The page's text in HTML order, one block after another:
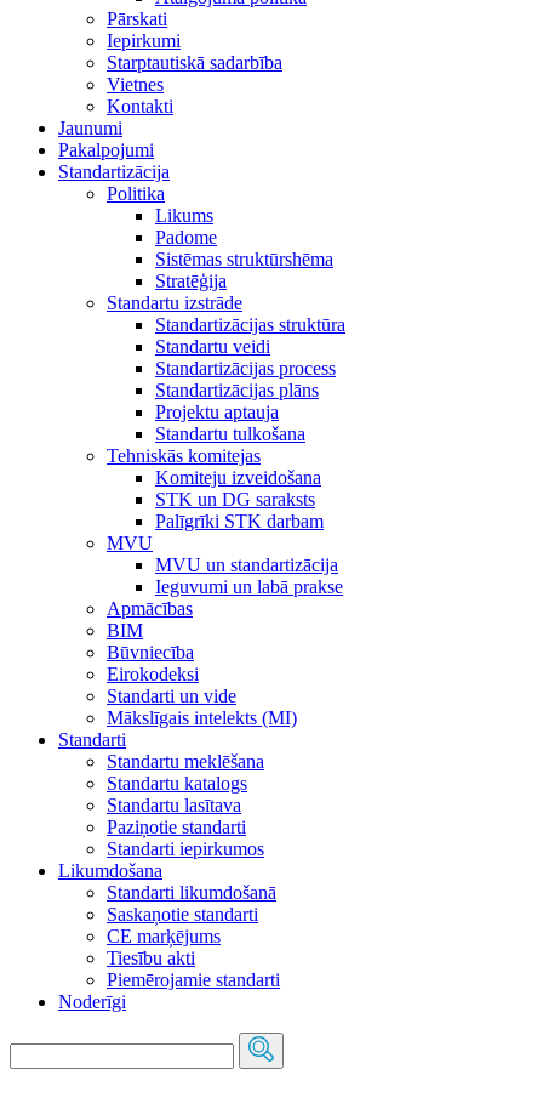
Pārskati
Iepirkumi
Starptautiskā sadarbība
Vietnes
Kontakti
Jaunumi
Pakalpojumi
Standartizācija
Politika
Likums
Padome
Sistēmas struktūrshēma
Stratēģija
Standartu izstrāde
Standartizācijas struktūra
Standartu veidi
Standartizācijas process
Standartizācijas plāns
Projektu aptauja
Standartu tulkošana
Tehniskās komitejas
Komiteju izveidošana
STK un DG saraksts
Palīgrīki STK darbam
MVU
MVU un standartizācija
Ieguvumi un labā prakse
Apmācības
BIM
Būvniecība
Eirokodeksi
Standarti un vide
Mākslīgais intelekts (MI)
Standarti
Standartu meklēšana
Standartu katalogs
Standartu lasītava
Paziņotie standarti
Standarti iepirkumos
Likumdošana
Standarti likumdošanā
Saskaņotie standarti
CE marķējums
Tiesību akti
Piemērojamie standarti
Noderīgi